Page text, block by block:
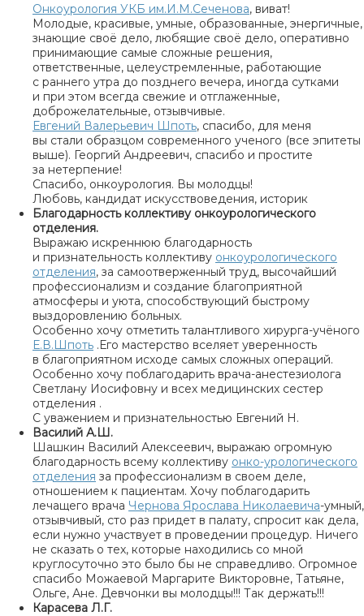
Онкоурология УКБ им.И.М.Сеченова, виват!
Молодые, красивые, умные, образованные, энергичные,
знающие своё дело, любящие своё дело, оперативно
принимающие самые сложные решения,
ответственные, целеустремленные, работающие
с раннего утра до позднего вечера, иногда сутками
и при этом всегда свежие и отглаженные,
доброжелательные, отзывчивые.
Евгений Валерьевич Шпоть, спасибо, для меня
вы стали образцом современного ученого (все эпитеты
выше). Георгий Андреевич, спасибо и простите
за нетерпение!
Спасибо, онкоурология. Вы молодцы!
Любовь, кандидат искусствоведения, историк
Благодарность коллективу онкоурологического
отделения.
Выражаю искреннюю благодарность
и признательность коллективу онкоурологического
отделения, за самоотверженный труд, высочайший
профессионализм и создание благоприятной
атмосферы и уюта, способствующий быстрому
выздоровлению больных.
Особенно хочу отметить талантливого хирурга-учёного
Е.В.Шпоть .Его мастерство вселяет уверенность
в благоприятном исходе самых сложных операций.
Особенно хочу поблагодарить врача-анестезиолога
Светлану Иосифовну и всех медицинских сестер
отделения .
С уважением и признательностью Евгений Н.
Василий А.Ш.
Шашкин Василий Алексеевич, выражаю огромную
благодарность всему коллективу онко-урологического
отделения за профессионализм в своем деле,
отношением к пациентам. Хочу поблагодарить
лечащего врача Чернова Ярослава Николаевича-умный,
отзывчивый, сто раз придет в палату, спросит как дела,
если нужно участвует в проведении процедур. Ничего
не сказать о тех, которые находились со мной
круглосуточно это было бы не справедливо. Огромное
спасибо Можаевой Маргарите Викторовне, Татьяне,
Ольге, Ане. Девчонки вы молодцы!!! Так держать!!!
Карасева Л.Г.